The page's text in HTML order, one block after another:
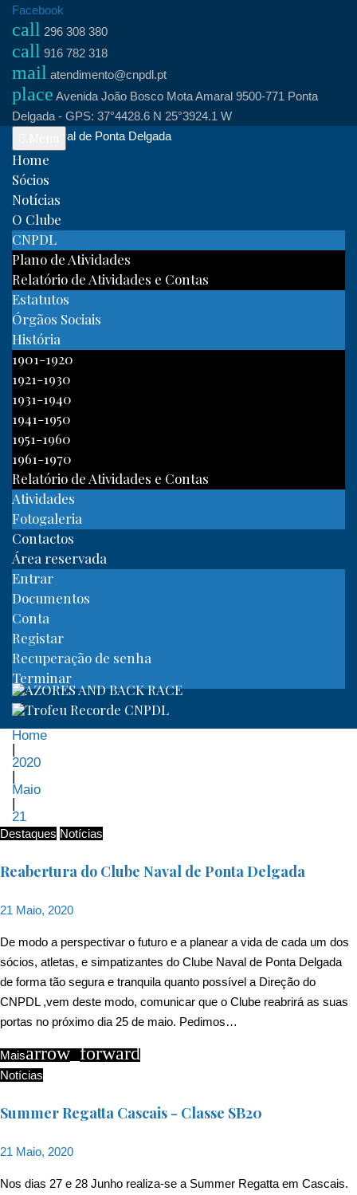
Skip
content
Facebook
call 296 308 380
call 916 782 318
mail atendimento@cnpdl.pt
place Avenida João Bosco Mota Amaral 9500-771 Ponta
Delgada - GPS: 37°4428.6 N 25°3924.1 W
Clube Naval de Ponta Delgada
Home
Sócios
Notícias
O Clube
CNPDL
Plano de Atividades
Relatório de Atividades e Contas
Estatutos
Órgãos Sociais
História
1901-1920
1921-1930
1931-1940
1941-1950
1951-1960
1961-1970
Relatório de Atividades e Contas
Atividades
Fotogaleria
Contactos
Área reservada
Entrar
Documentos
Conta
Registar
Recuperação de senha
Terminar
Home
|
2020
|
Maio
|
21
Dia:
21
de
Maio,
2020
Destaques Notícias
Reabertura do Clube Naval de Ponta Delgada
21 Maio, 2020
De modo a perspectivar o futuro e a planear a vida de cada um dos
sócios, atletas, e simpatizantes do Clube Naval de Ponta Delgada
de forma tão segura e tranquila quanto possível a Direção do
CNPDL ,vem deste modo, comunicar que o Clube reabrirá as suas
portas no próximo dia 25 de maio. Pedimos…
Maisarrow_forward
Notícias
Summer Regatta Cascais - Classe SB20
21 Maio, 2020
Nos dias 27 e 28 Junho realiza-se a Summer Regatta em Cascais.